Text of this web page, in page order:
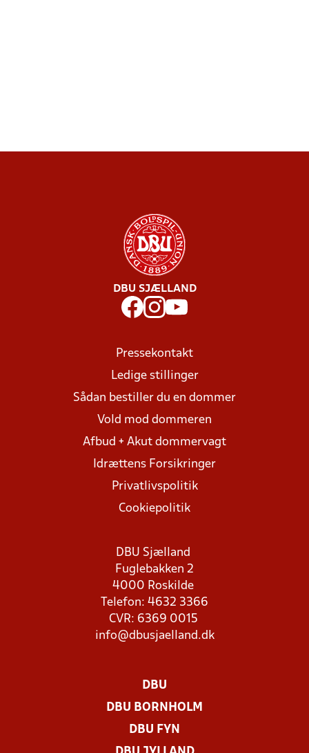
DBU SJÆLLAND
Pressekontakt
Ledige stillinger
Sådan bestiller du en dommer
Vold mod dommeren
Afbud + Akut dommervagt
Idrættens Forsikringer
Privatlivspolitik
Cookiepolitik
DBU Sjælland
Fuglebakken 2
4000 Roskilde
Telefon: 4632 3366
CVR: 6369 0015
info@dbusjaelland.dk
DBU
DBU BORNHOLM
DBU FYN